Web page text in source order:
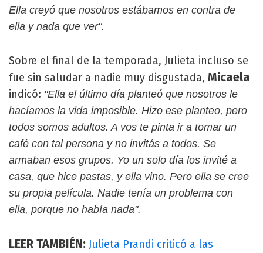
Ella creyó que nosotros estábamos en contra de
ella y nada que ver".
Sobre el final de la temporada, Julieta incluso se
fue sin saludar a nadie muy disgustada, Micaela
indicó: "Ella el último día planteó que nosotros le
hacíamos la vida imposible. Hizo ese planteo, pero
todos somos adultos. A vos te pinta ir a tomar un
café con tal persona y no invitás a todos. Se
armaban esos grupos. Yo un solo día los invité a
casa, que hice pastas, y ella vino. Pero ella se cree
su propia película. Nadie tenía un problema con
ella, porque no había nada".
LEER TAMBIÉN: Julieta Prandi criticó a las